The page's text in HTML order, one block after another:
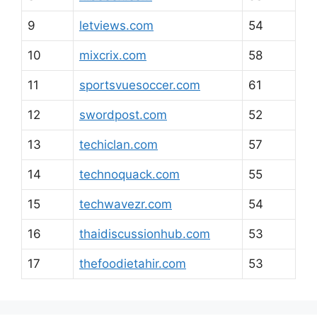
9 letviews.com 54
10 mixcrix.com 58
11 sportsvuesoccer.com 61
12 swordpost.com 52
13 techiclan.com 57
14 technoquack.com 55
15 techwavezr.com 54
16 thaidiscussionhub.com 53
17 thefoodietahir.com 53